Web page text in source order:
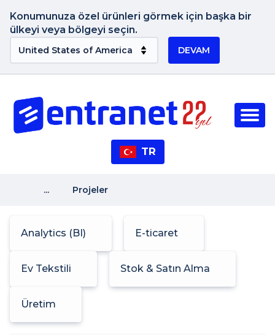
Konumunuza özel ürünleri görmek için başka bir
ülkeyi veya bölgeyi seçin.
DEVAM
TR
... Projeler
Analytics (BI) E-ticaret
Ev Tekstili Stok & Satın Alma
Üretim